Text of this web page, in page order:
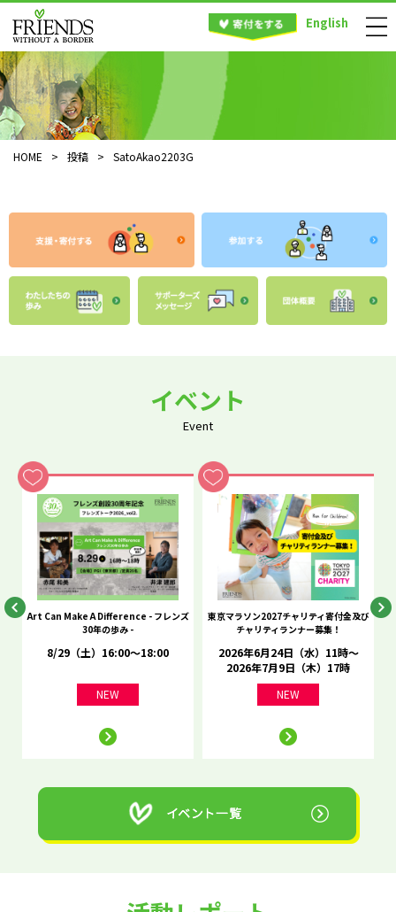
English
HOME > 投稿 > SatoAkao2203G
イベント
Event
Art Can Make A Difference - フレンズ
30年の歩み -
8/29（土）16:00～18:00
NEW
東京マラソン2027チャリティ寄付金及び
チャリティランナー募集！
2026年6月24日（水）11時～
2026年7月9日（木）17時
NEW